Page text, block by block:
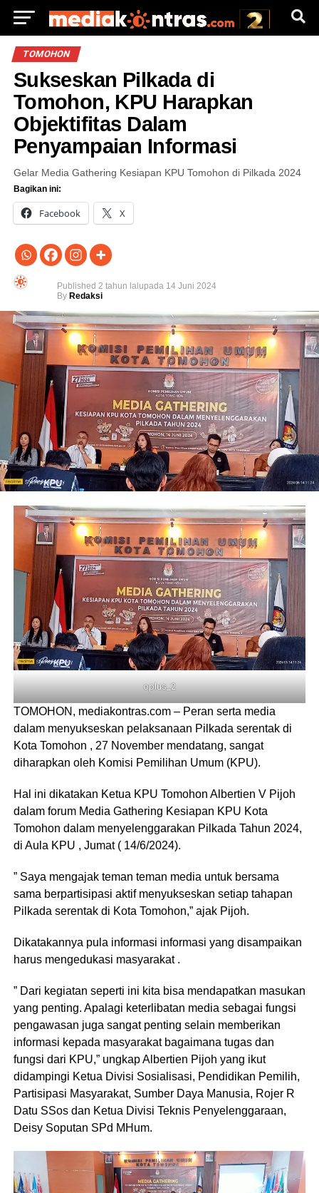
TOMOHON
Sukseskan Pilkada di
Tomohon, KPU Harapkan
Objektifitas Dalam
Penyampaian Informasi
Gelar Media Gathering Kesiapan KPU Tomohon di Pilkada 2024
Bagikan ini:
Facebook X
Published 2 tahun lalupada 14 Juni 2024
By Redaksi
oplus_2
TOMOHON, mediakontras.com – Peran serta media
dalam menyukseskan pelaksanaan Pilkada serentak di
Kota Tomohon , 27 November mendatang, sangat
diharapkan oleh Komisi Pemilihan Umum (KPU).
Hal ini dikatakan Ketua KPU Tomohon Albertien V Pijoh
dalam forum Media Gathering Kesiapan KPU Kota
Tomohon dalam menyelenggarakan Pilkada Tahun 2024,
di Aula KPU , Jumat ( 14/6/2024).
” Saya mengajak teman teman media untuk bersama
sama berpartisipasi aktif menyukseskan setiap tahapan
Pilkada serentak di Kota Tomohon,” ajak Pijoh.
Dikatakannya pula informasi informasi yang disampaikan
harus mengedukasi masyarakat .
” Dari kegiatan seperti ini kita bisa mendapatkan masukan
yang penting. Apalagi keterlibatan media sebagai fungsi
pengawasan juga sangat penting selain memberikan
informasi kepada masyarakat bagaimana tugas dan
fungsi dari KPU,” ungkap Albertien Pijoh yang ikut
didampingi Ketua Divisi Sosialisasi, Pendidikan Pemilih,
Partisipasi Masyarakat, Sumber Daya Manusia, Rojer R
Datu SSos dan Ketua Divisi Teknis Penyelenggaraan,
Deisy Soputan SPd MHum.